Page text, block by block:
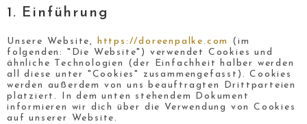
1. Einführung
Unsere Website, https://doreenpalke.com
(im
folgenden: "Die Website") verwendet Cookies und
ähnliche Technologien (der Einfachheit halber werden
all diese unter "Cookies" zusammengefasst). Cookies
werden außerdem von uns beauftragten Drittparteien
platziert. In dem unten stehendem Dokument
informieren wir dich über die Verwendung von Cookies
auf unserer Website.